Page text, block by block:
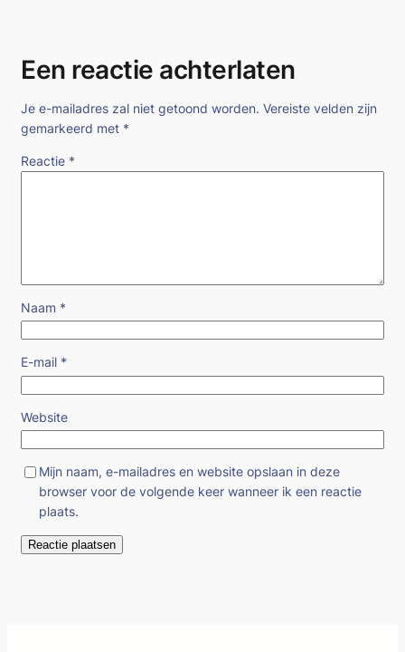
Een reactie achterlaten
Je e-mailadres zal niet getoond worden. Vereiste velden zijn
gemarkeerd met *
Reactie *
Naam *
E-mail *
Website
Mijn naam, e-mailadres en website opslaan in deze
browser voor de volgende keer wanneer ik een reactie
plaats.